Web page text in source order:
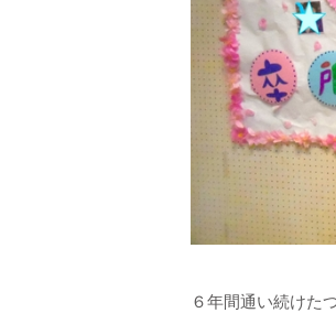
６年間通い続けた